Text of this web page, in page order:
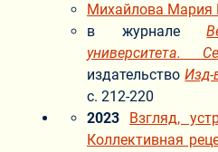
Михайлова Мария
в журнале
университета.
издательствоИзд-
с. 212-220
2023
Взгляд,
Коллективная